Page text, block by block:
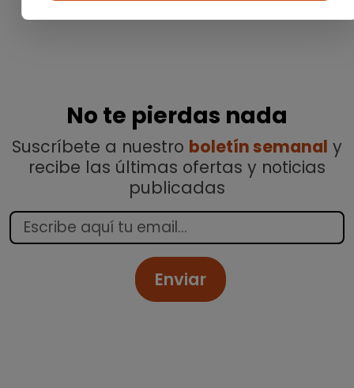
No te pierdas nada
Suscríbete a nuestro boletín semanal y
recibe las últimas ofertas y noticias
publicadas
Enviar